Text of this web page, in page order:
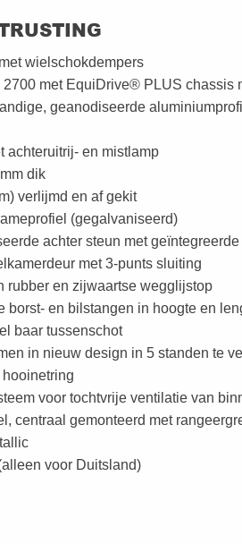
wielschokdempers
2700 met EquiDrive® PLUS
geanodiseerde
achteruitrij- en mistlamp
dik
verlijmd en af gekit
(gegalvaniseerd)
achter steun met
met 3-punts sluiting
rubber en zijwaartse wegglijstop
borst- en bilstangen in hoogte en
baar tussenschot
in nieuw design in 5 standen te
voor tochtvrije ventilatie van
centraal gemonteerd met
voor Duitsland)